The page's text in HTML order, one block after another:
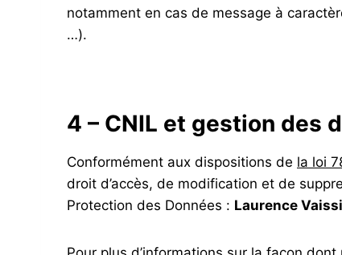
notamment en cas de message à
…).
4 – CNIL et gestion des
Conformément aux dispositions de la loi
droit d’accès, de modification et de
Protection des Données : Laurence